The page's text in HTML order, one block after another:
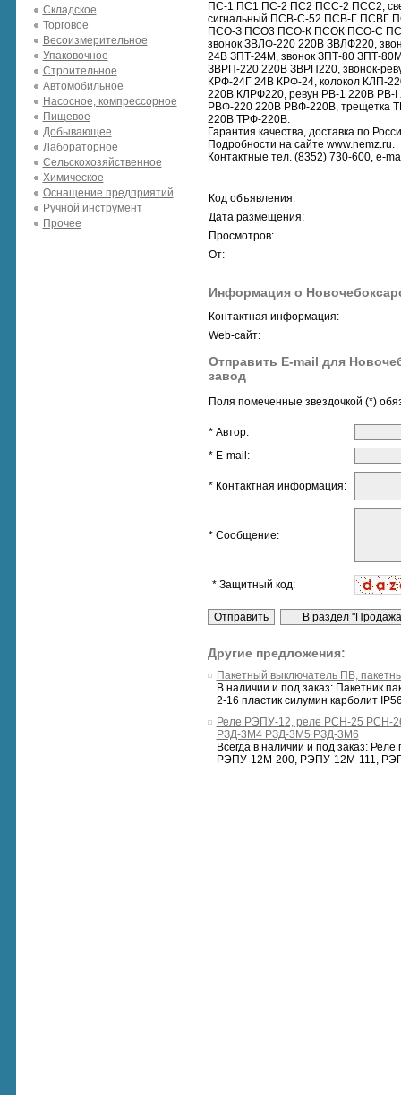
Складское
Торговое
Весоизмерительное
Упаковочное
Строительное
Автомобильное
Насосное, компрессорное
Пищевое
Добывающее
Лабораторное
Сельскохозяйственное
Химическое
Оснащение предприятий
Ручной инструмент
Прочее
ПС-1 ПС1 ПС-2 ПС2 ПСС-2 ПСС2,
сигнальный ПСВ-С-52 ПСВ-Г ПСВГ
ПСО-З ПСО3 ПСО-К ПСОК ПСО-С
звонок ЗВЛФ-220 220В ЗВЛФ220,
24В ЗПТ-24М, звонок ЗПТ-80 ЗПТ-
ЗВРП-220 220В ЗВРП220, звонок-
КРФ-24Г 24В КРФ-24, колокол КЛП-
220В КЛРФ220, ревун РВ-1 220В РВ-
РВФ-220 220В РВФ-220В, трещетка
220В ТРФ-220В.
Гарантия качества, доставка по
Подробности на сайте www.nemz.ru.
Контактные тел. (8352) 730-600, e-
Код объявления:
Дата размещения:
Просмотров:
От:
Информация о
Контактная информация:
Web-сайт:
Отправить E-mail для
завод
Поля помеченные звездочкой (*)
* Автор:
* E-mail:
* Контактная информация:
* Сообщение:
* Защитный код:
Другие предложения:
Пакетный выключатель ПВ,
В наличии и под заказ: Пакетник
2-16 пластик силумин карболит
Реле РЭПУ-12, реле РСН-25 РСН-
РЗД-3М4 РЗД-3М5 РЗД-3М6
Всегда в наличии и под заказ:
РЭПУ-12М-200, РЭПУ-12М-111,